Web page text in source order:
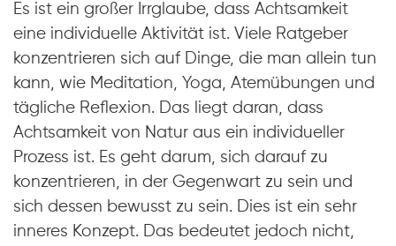
Es ist ein großer Irrglaube, dass Achtsamkeit
eine individuelle Aktivität ist. Viele Ratgeber
konzentrieren sich auf Dinge, die man allein tun
kann, wie Meditation, Yoga, Atemübungen und
tägliche Reflexion. Das liegt daran, dass
Achtsamkeit von Natur aus ein individueller
Prozess ist. Es geht darum, sich darauf zu
konzentrieren, in der Gegenwart zu sein und
sich dessen bewusst zu sein. Dies ist ein sehr
inneres Konzept. Das bedeutet jedoch nicht,